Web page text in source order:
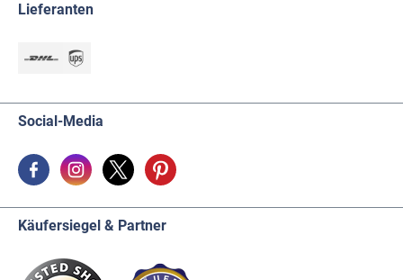
Lieferanten
Social-Media
Käufersiegel & Partner